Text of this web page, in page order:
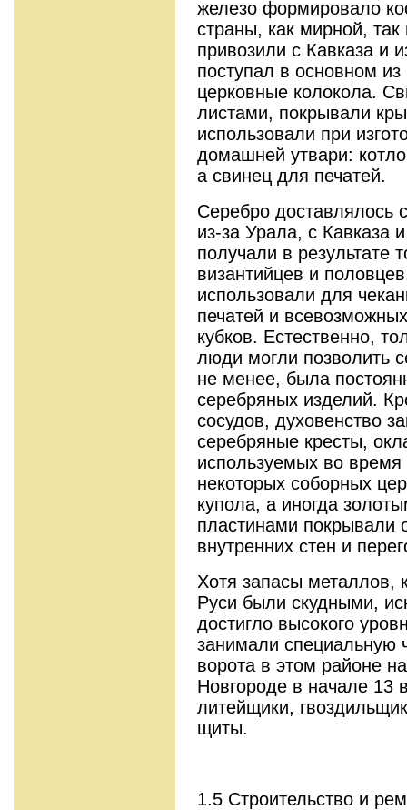
железо формировало
страны, как мирной,
привозили с Кавказа и
поступал в основном
церковные колокола.
листами, покрывали
использовали при
домашней утвари:
а свинец для печатей.
Серебро доставлялось
из-за Урала, с Кавказа
получали в результате
византийцев и
использовали для
печатей и
кубков. Естественно,
люди могли позволить
не менее, была
серебряных изделий.
сосудов, духовенство
серебряные кресты,
используемых во
некоторых соборных
купола, а иногда
пластинами покрывали
внутренних стен и
Хотя запасы металлов,
Руси были скудными,
достигло высокого
занимали специальную
ворота в этом районе
Новгороде в начале 13
литейщики,
щиты.
1.5 Строительство и